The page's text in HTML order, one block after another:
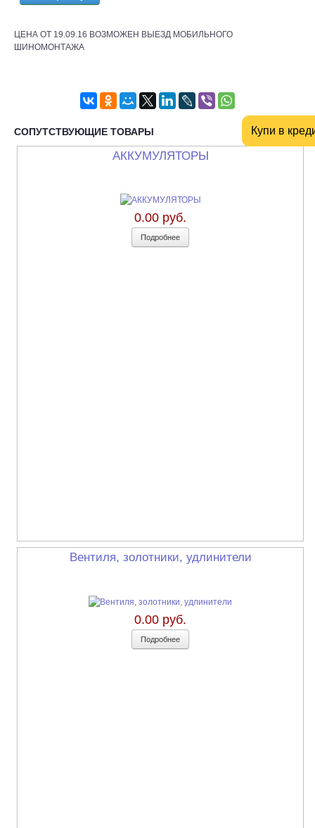
ЦЕНА ОТ 19.09.16 ВОЗМОЖЕН ВЫЕЗД МОБИЛЬНОГО
ШИНОМОНТАЖА
СОПУТСТВУЮЩИЕ ТОВАРЫ
АККУМУЛЯТОРЫ
0.00 руб.
Подробнее
Вентиля, золотники, удлинители
0.00 руб.
Подробнее